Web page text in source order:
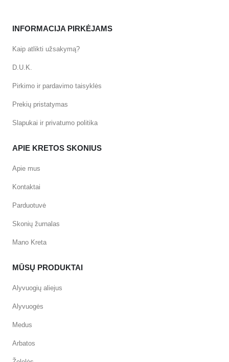
INFORMACIJA PIRKĖJAMS
Kaip atlikti užsakymą?
D.U.K.
Pirkimo ir pardavimo taisyklės
Prekių pristatymas
Slapukai ir privatumo politika
APIE KRETOS SKONIUS
Apie mus
Kontaktai
Parduotuvė
Skonių žurnalas
Mano Kreta
MŪSŲ PRODUKTAI
Alyvuogių aliejus
Alyvuogės
Medus
Arbatos